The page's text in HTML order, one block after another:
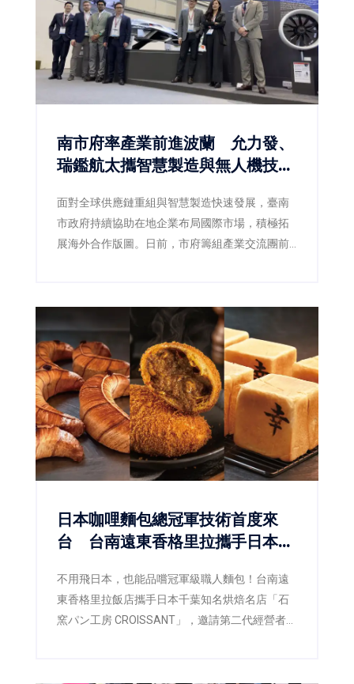
南市府率產業前進波蘭 允力發、
瑞鑑航太攜智慧製造與無人機技術
面對全球供應鏈重組與智慧製造快速發展，臺南
市政府持續協助在地企業布局國際市場，積極拓
展海外合作版圖。日前，市府籌組產業交流團前
區、企業及產業聚落，掌握歐洲市場最新發展趨
勢，並促成技術交流與商業合作。其中，深耕精
密製造的允力發股份有限公司，以及專注智慧飛
行技術的瑞鑑航太科技股份有限公司，憑藉各自
核心技術優勢，成功展現臺南產業創新能量，也
為未來進軍歐洲市場奠定重要基礎。
日本咖哩麵包總冠軍技術首度來
台 台南遠東香格里拉攜手日本名
不用飛日本，也能品嚐冠軍級職人麵包！台南遠
東香格里拉飯店攜手日本千葉知名烘焙名店「石
窯パン工房 CROISSANT」，邀請第二代經營者暨
賽總冠軍的製作工藝首次完整導入台灣。即日起